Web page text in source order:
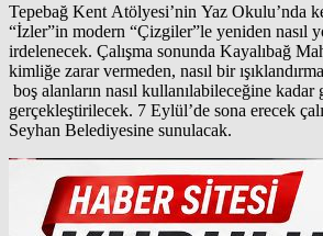
Tepebağ Kent Atölyesi’nin Yaz Okulu’nda
“İzler”in modern “Çizgiler”le yeniden nasıl
irdelenecek. Çalışma sonunda Kayalıbağ
kimliğe zarar vermeden, nasıl bir
boş alanların nasıl kullanılabileceğine kadar
gerçekleştirilecek. 7 Eylül’de sona erecek
Seyhan Belediyesine sunulacak.